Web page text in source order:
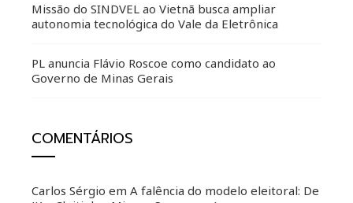
Missão do SINDVEL ao Vietnã busca ampliar
autonomia tecnológica do Vale da Eletrônica
PL anuncia Flávio Roscoe como candidato ao
Governo de Minas Gerais
COMENTÁRIOS
Carlos Sérgio em A falência do modelo eleitoral: De